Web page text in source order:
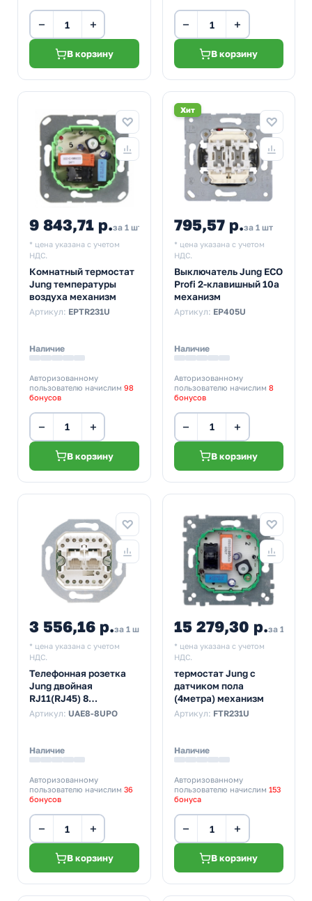
− +
В корзину
− +
В корзину
9 843,71 р.за 1 шт
* цена указана с учетом
НДС.
Комнатный термостат
Jung температуры
воздуха механизм
Артикул: EPTR231U
Наличие
Авторизованному
пользователю начислим 98
бонусов
− +
В корзину
Хит
795,57 р.за 1 шт
* цена указана с учетом
НДС.
Выключатель Jung ECO
Profi 2-клавишный 10а
механизм
Артикул: EP405U
Наличие
Авторизованному
пользователю начислим 8
бонусов
− +
В корзину
3 556,16 р.за 1 шт
* цена указана с учетом
НДС.
Телефонная розетка
Jung двойная
RJ11(RJ45) 8
контактов механизм
Артикул: UAE8-8UPO
Наличие
Авторизованному
пользователю начислим 36
бонусов
− +
В корзину
15 279,30 р.за 1 шт
* цена указана с учетом
НДС.
термостат Jung с
датчиком пола
(4метра) механизм
Артикул: FTR231U
Наличие
Авторизованному
пользователю начислим 153
бонуса
− +
В корзину